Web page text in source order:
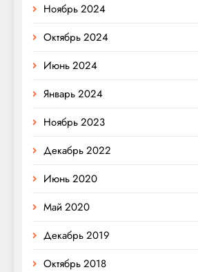
Ноябрь 2024
Октябрь 2024
Июнь 2024
Январь 2024
Ноябрь 2023
Декабрь 2022
Июнь 2020
Май 2020
Декабрь 2019
Октябрь 2018